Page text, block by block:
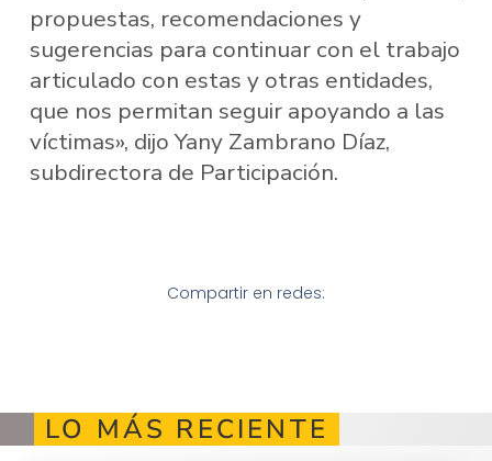
propuestas, recomendaciones y
sugerencias para continuar con el trabajo
articulado con estas y otras entidades,
que nos permitan seguir apoyando a las
víctimas», dijo Yany Zambrano Díaz,
subdirectora de Participación.
Compartir en redes:
LO MÁS RECIENTE